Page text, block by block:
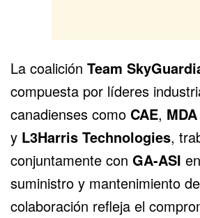
La coalición Team
compuesta por líderes
canadienses como CAE,
y L3Harris Technologies,
conjuntamente con GA-ASI
suministro y mantenimiento
colaboración refleja el